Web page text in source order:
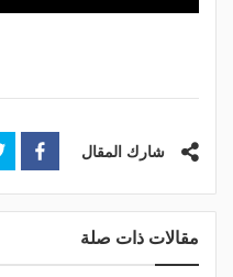
شارك المقال
مقالات ذات صلة